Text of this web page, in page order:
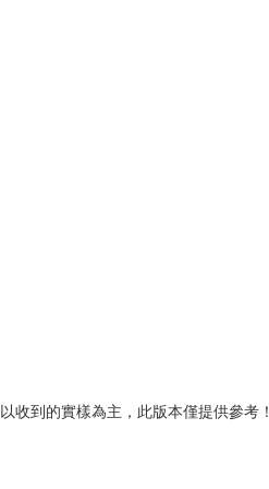
收到的實樣為主，此版本僅提供參考！